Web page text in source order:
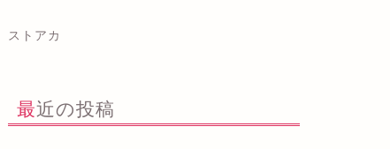
ストアカ
最近の投稿